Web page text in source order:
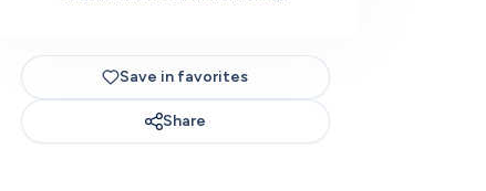
Save in favorites
Share